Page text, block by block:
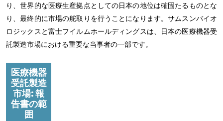
り、世界的な医療生産拠点としての日本の地位は確固たるものとな
り、最終的に市場の舵取りを行うことになります。サムスンバイオ
ロジックスと富士フイルムホールディングスは、日本の医療機器受
託製造市場における重要な当事者の一部です。
医療機器
受託製造
市場:報
告書の範
囲